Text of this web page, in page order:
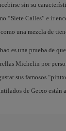
sin su
“Siete Calles” e ir
una mezcla de
es una prueba de
Michelin por
sus famosos
de Getxo están